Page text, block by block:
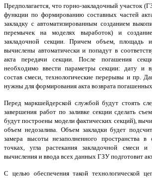
Предполагается, что горно-закладочный участок
функции по формированию составных частей
закладку с автоматизированным созданием
перемычек на моделях выработок) и
закладочной секции. Причем объем, площадь
вычислены автоматически и попадут в
акта передачи секции. После погашения
необходимо ввести параметры секции: дату и
состав смеси, технологические перерывы и пр.
нужны для формирования акта возврата
Перед маркшейдерской службой будут стоять
завершения работ по заливке секции сделать
будут построены модели фактических секций),
объем недозалива. Объем закладки будет
замера высоты незаполненного пространства в
точках, угла растекания закладочной смеси
вычисления и ввода всех данных ГЗУ подготовит
С целью обеспечения такой технологической